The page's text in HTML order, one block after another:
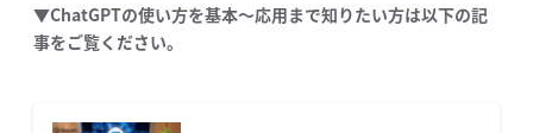
▼ChatGPTの使い方を基本〜応用まで知りたい方は以下の記
事をご覧ください。